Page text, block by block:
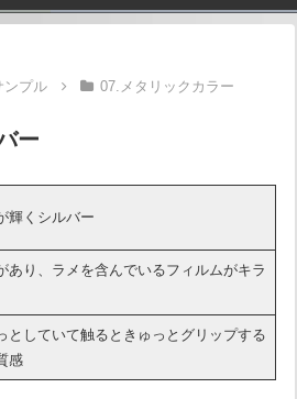
ンプル 07.メタリックカラー
ー
輝くシルバー
あり、ラメを含んでいるフィルムがキラ
としていて触るときゅっとグリップする
感